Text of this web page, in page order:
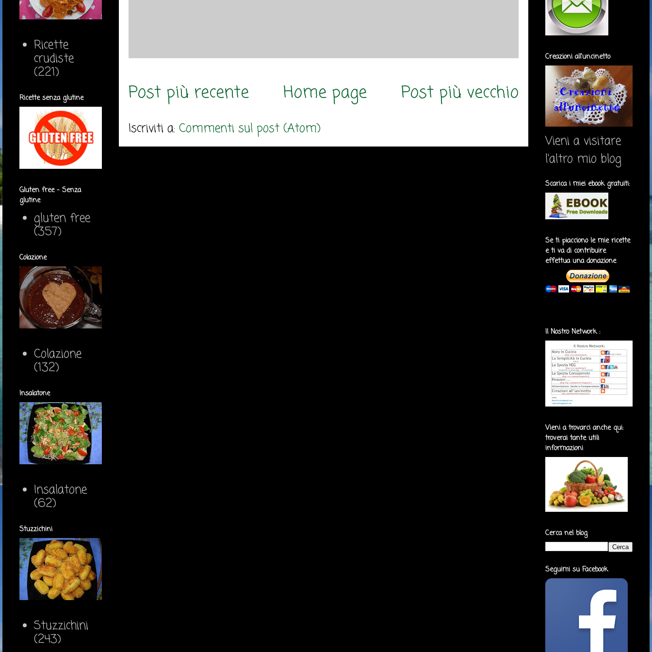
Post più recente Post più vecchio
Home page
Iscriviti a: Commenti sul post (Atom)
Ricette
crudiste
(221)
Ricette senza glutine
Gluten free - Senza
glutine
gluten free
(357)
Colazione
Colazione
(132)
Insalatone
Insalatone
(62)
Stuzzichini
Stuzzichini
(243)
Creazioni all'uncinetto
Vieni a visitare
l'altro mio blog
Scarica i miei ebook gratuiti:
Se ti piacciono le mie ricette
e ti va di contribuire
effettua una donazione
Il Nostro Network :
Vieni a trovarci anche qui:
troverai tante utili
informazioni
Cerca nel blog
Seguimi su Facebook